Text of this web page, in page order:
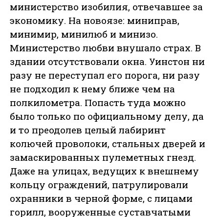
министерство изобилия, отвечавшее за
экономику. На новоязе: миниправ,
минимир, минилюб и минизо.
Министерство любви внушало страх. В
здании отсутствовали окна. Уинстон ни
разу не переступал его порога, ни разу
не подходил к нему ближе чем на
полкилометра. Попасть туда можно
было только по официальному делу, да
и то преодолев целый лабиринт
колючей проволоки, стальных дверей и
замаскированных пулеметных гнезд.
Даже на улицах, ведущих к внешнему
кольцу ограждений, патрулировали
охранники в черной форме, с лицами
горилл, вооруженные суставчатыми